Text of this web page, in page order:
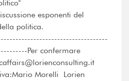
esponenti del
politica.
Per confermare
Morelli  Lorien